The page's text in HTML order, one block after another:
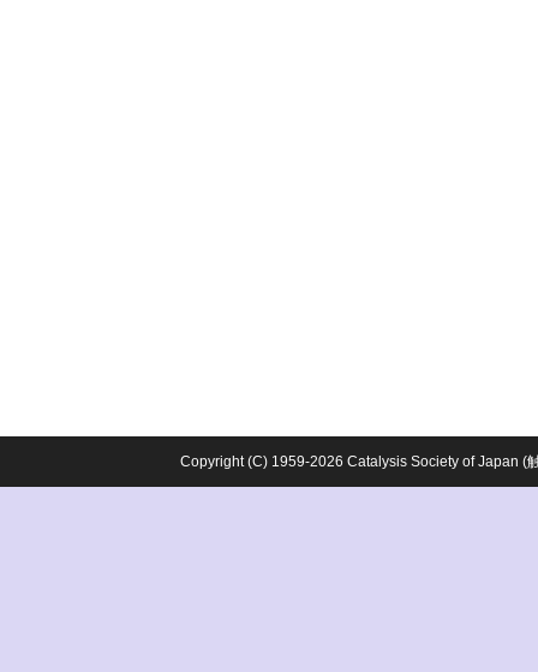
Copyright (C) 1959-2026 Catalysis Society of Japan (